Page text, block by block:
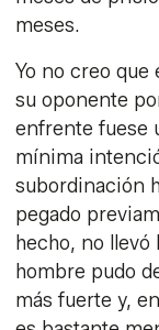
meses.
Yo no creo que
su oponente
enfrente fuese
mínima
subordinación
pegado
hecho, no llevó
hombre pudo
más fuerte y,